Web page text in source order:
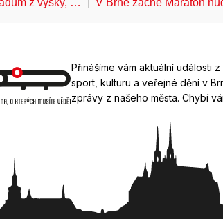
Přinášíme vám aktuální události
sport, kulturu a veřejné dění v
zprávy z našeho města. Chybí